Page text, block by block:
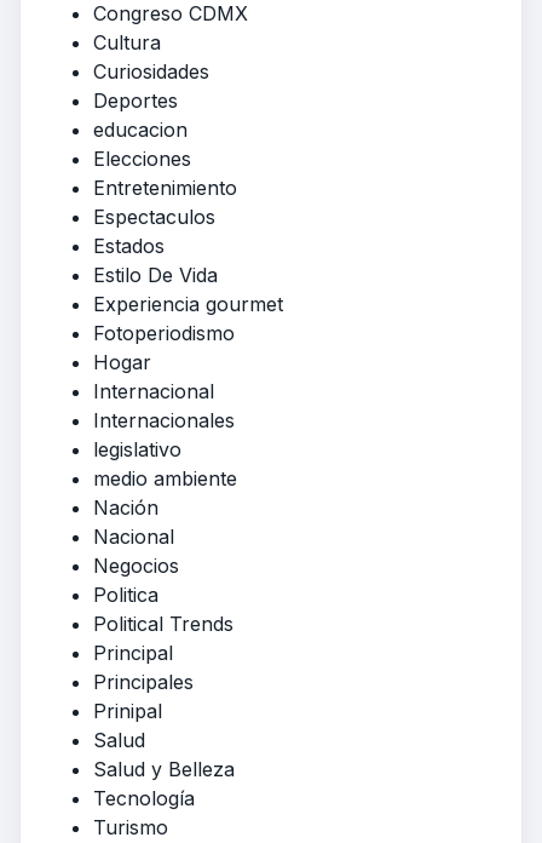
Congreso CDMX
Cultura
Curiosidades
Deportes
educacion
Elecciones
Entretenimiento
Espectaculos
Estados
Estilo De Vida
Experiencia gourmet
Fotoperiodismo
Hogar
Internacional
Internacionales
legislativo
medio ambiente
Nación
Nacional
Negocios
Politica
Political Trends
Principal
Principales
Prinipal
Salud
Salud y Belleza
Tecnología
Turismo